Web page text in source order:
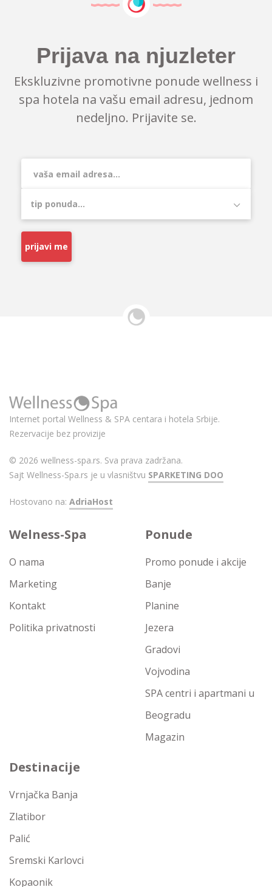
Prijava na njuzleter
Ekskluzivne promotivne ponude wellness i
spa hotela na vašu email adresu, jednom
nedeljno. Prijavite se.
prijavi me
Internet portal Wellness & SPA centara i hotela Srbije.
Rezervacije bez provizije
© 2026 wellness-spa.rs. Sva prava zadržana.
Sajt Wellness-Spa.rs je u vlasništvu SPARKETING DOO
Hostovano na: AdriaHost
Welness-Spa
O nama
Marketing
Kontakt
Politika privatnosti
Ponude
Promo ponude i akcije
Banje
Planine
Jezera
Gradovi
Vojvodina
SPA centri i apartmani u
Beogradu
Magazin
Destinacije
Vrnjačka Banja
Zlatibor
Palić
Sremski Karlovci
Kopaonik